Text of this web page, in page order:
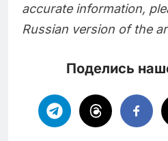
accurate information,
Russian version of the
Поделись